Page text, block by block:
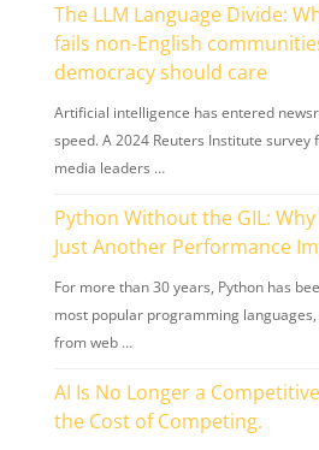
The LLM Language Divide:
fails non-English
democracy should care
Artificial intelligence has entered
speed. A 2024 Reuters Institute
media leaders …
Python Without the GIL:
Just Another Performance
For more than 30 years, Python has
most popular programming
from web …
AI Is No Longer a
the Cost of Competing.